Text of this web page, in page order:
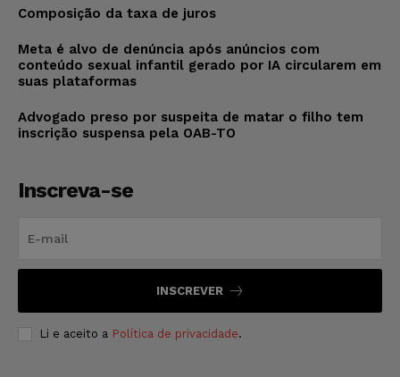
Composição da taxa de juros
Meta é alvo de denúncia após anúncios com
conteúdo sexual infantil gerado por IA circularem em
suas plataformas
Advogado preso por suspeita de matar o filho tem
inscrição suspensa pela OAB-TO
Inscreva-se
INSCREVER
Li e aceito a Política de privacidade.